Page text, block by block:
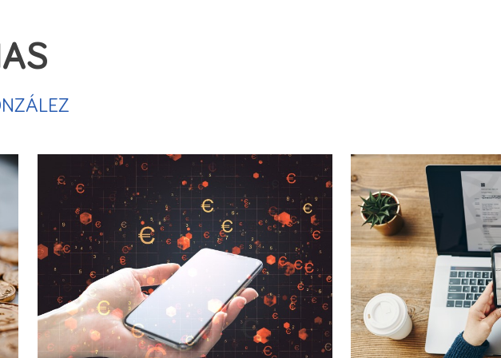
propia realizadas con no residentes, sea cual sea su naturaleza e
de activos o pasivos frente al exterior, cualquiera que sea la forma
cuentas interempresas, depósitos de efectivo o de valores,
financieros derivados, inmuebles, etc.).
del volumen de las transacciones realizadas por los sujetos
de activos y pasivos de dichos sujetos obligados el 31 de diciembre del